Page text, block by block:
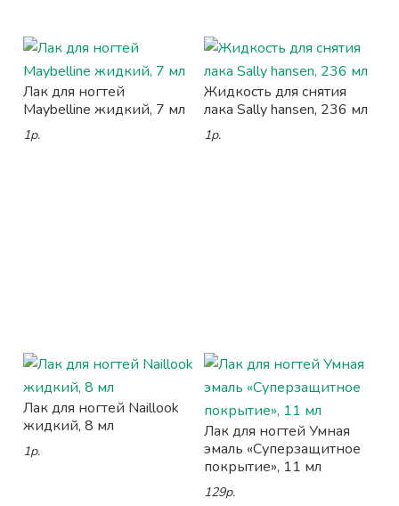
Лак для ногтей
Maybelline жидкий, 7 мл
1р.
Жидкость для снятия
лака Sally hansen, 236 мл
1р.
Лак для ногтей Naillook
жидкий, 8 мл
1р.
Лак для ногтей Умная
эмаль «Суперзащитное
покрытие», 11 мл
129р.